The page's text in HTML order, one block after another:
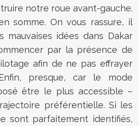
notre roue avant-gauche.
somme. On vous rassure, il
mauvaises idées dans Dakar
par la présence de
afin de ne pas effrayer
presque, car le mode
être le plus accessible –
préférentielle. Si les
sont parfaitement identifiés,